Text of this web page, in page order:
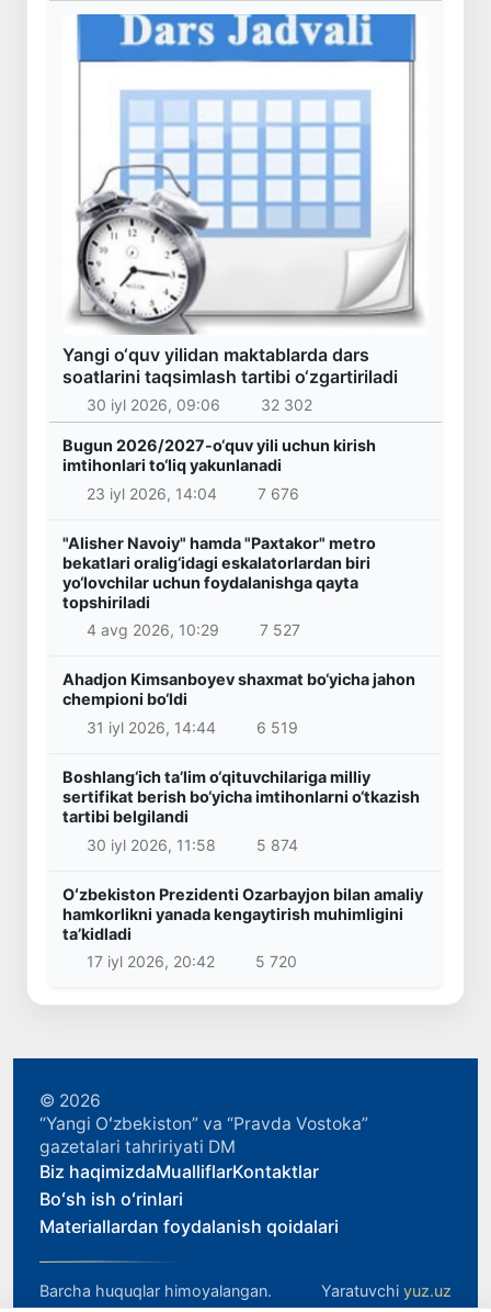
Yangi o‘quv yilidan maktablarda dars
soatlarini taqsimlash tartibi o‘zgartiriladi
30 iyl 2026, 09:06 32 302
Bugun 2026/2027-o‘quv yili uchun kirish
imtihonlari to‘liq yakunlanadi
23 iyl 2026, 14:04
7 676
"Alisher Navoiy" hamda "Paxtakor" metro
bekatlari oralig‘idagi eskalatorlardan biri
yo‘lovchilar uchun foydalanishga qayta
topshiriladi
4 avg 2026, 10:29
7 527
Ahadjon Kimsanboyev shaxmat bo‘yicha jahon
chempioni bo‘ldi
31 iyl 2026, 14:44
6 519
Boshlang‘ich ta’lim o‘qituvchilariga milliy
sertifikat berish bo‘yicha imtihonlarni o‘tkazish
tartibi belgilandi
30 iyl 2026, 11:58
5 874
Oʻzbekiston Prezidenti Ozarbayjon bilan amaliy
hamkorlikni yanada kengaytirish muhimligini
taʼkidladi
17 iyl 2026, 20:42
5 720
© 2026
“Yangi Oʻzbekiston” va “Pravda Vostoka”
gazetalari tahririyati DM
Biz haqimizdaMualliflarKontaktlar
Boʻsh ish oʻrinlari
Materiallardan foydalanish qoidalari
Barcha huquqlar himoyalangan. Yaratuvchi yuz.uz